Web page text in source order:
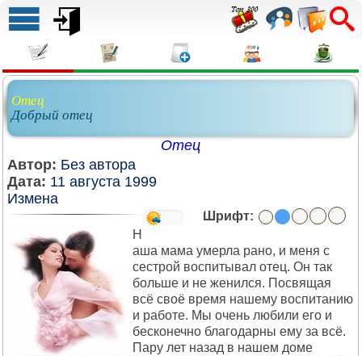
Отец
Добрый отец
Отец
Автор: Без автора
Дата: 11 августа 1999
Измена
Шрифт:
Н
аша мама умерла рано, и меня с
сестрой воспитывал отец. Он так
больше и не женился. Посвящая
всё своё время нашему воспитанию
и работе. Мы очень любили его и
бесконечно благодарны ему за всё.
Пару лет назад в нашем доме